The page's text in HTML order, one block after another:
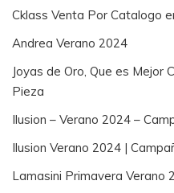
Cklass Venta Por Catalogo
Andrea Verano 2024
Joyas de Oro, Que es Mejor
Pieza
Ilusion – Verano 2024 –
Ilusion Verano 2024 |
Lamasini Primavera Verano